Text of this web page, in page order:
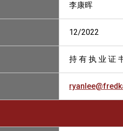
李康晖
12/2022
持 有 执 业 证